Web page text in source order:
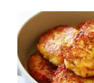
b
o
o
k
a
m